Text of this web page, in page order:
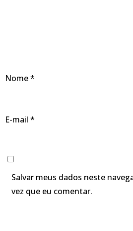
Nome*
E-mail *
Salvar meus dados neste
vez que eu comentar.